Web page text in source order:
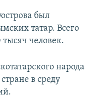
был
татар. Всего
тысяч человек.
народа
в среду